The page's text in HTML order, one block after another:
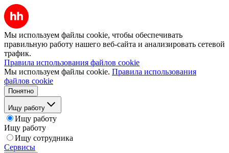
Мы используем файлы cookie, чтобы обеспечивать
правильную работу нашего веб-сайта и анализировать сетевой
трафик.
Правила использования файлов cookie
Мы используем файлы cookie. Правила использования
файлов cookie
Понятно
Ищу работу
Ищу работу
Ищу работу
Ищу сотрудника
Сервисы